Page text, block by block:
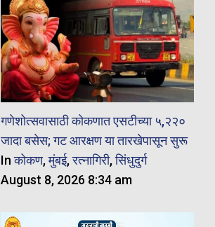
गणेशोत्सवासाठी कोकणात एसटीच्या ५,२२०
जादा बसेस; गट आरक्षण या तारखेपासून सुरू
Inकोकण,मुंबई,रत्नागिरी,सिंधुदुर्ग
August 8, 2026 8:34 am